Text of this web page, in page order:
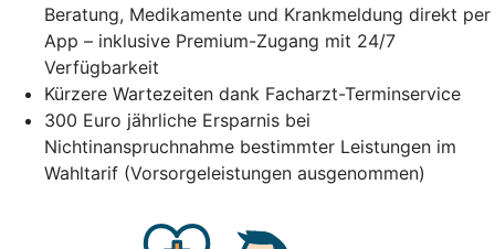
Beratung, Medikamente und Krankmeldung direkt per
App – inklusive Premium-Zugang mit 24/7
Verfügbarkeit
Kürzere Wartezeiten dank Facharzt-Terminservice
300 Euro jährliche Ersparnis bei
Nichtinanspruchnahme bestimmter Leistungen im
Wahltarif (Vorsorgeleistungen ausgenommen)